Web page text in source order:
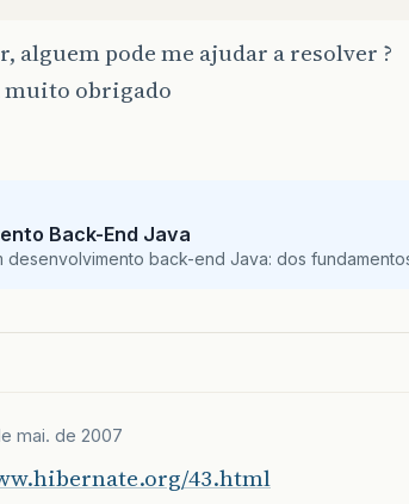
alguem pode me ajudar a resolver ?
muito obrigado
Back-End Java
desenvolvimento back-end Java: dos
mai. de 2007
43.html